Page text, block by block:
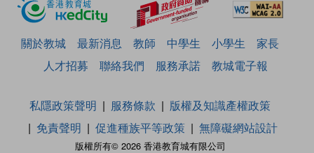
關於教城 最新消息 教師 中學生 小學生
家長
人才招募
聯絡我們 服務承諾 教城電子報
版權所有© 2026 香港教育城有限公司
私隱政策聲明 服務條款
版權及知識產權政策
免責聲明
促進種族平等政策 無障礙網站設計